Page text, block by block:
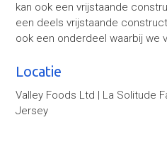
kan ook een vrijstaande
een deels vrijstaande
ook een onderdeel waarbij we
Locatie
Valley Foods Ltd | La Solitude
Jersey